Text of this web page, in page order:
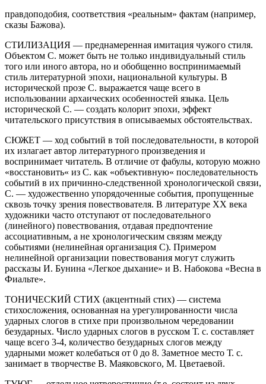
правдоподобия, соответствия «реальным» фактам (например,
сказы Бажова).
СТИЛИЗАЦИЯ — преднамеренная имитация чужого стиля.
Объектом С. может быть не только индивидуальный стиль
того или иного автора, но и обобщенно воспринимаемый
стиль литературной эпохи, национальной культуры. В
исторической прозе С. выражается чаще всего в
использовании архаических особенностей языка. Цель
исторической С. — создать колорит эпохи, эффект
читательского присутствия в описываемых обстоятельствах.
СЮЖЕТ — ход событий в той последовательности, в которой
их излагает автор литературного произведения и
воспринимает читатель. В отличие от фабулы, которую можно
«восстановить« из С. как «объективную« последовательность
событий в их причинно-следственной хронологической связи,
С. — художественно упорядоченные события, пропущенные
сквозь точку зрения повествователя. В литературе XX века
художники часто отступают от последовательного
(линейного) повествования, отдавая предпочтение
ассоциативным, а не хронологическим связям между
событиями (нелинейная организация С). Примером
нелинейной организации повествования могут служить
рассказы И. Бунина «Легкое дыхание» и В. Набокова «Весна в
Фиальте».
ТОНИЧЕСКИЙ СТИХ (акцентный стих) — система
стихосложения, основанная на урегулированности числа
ударных слогов в стихе при произвольном чередовании
безударных. Число ударных слогов в русском Т. с. составляет
чаще всего 3-4, количество безударных слогов между
ударными может колебаться от 0 до 8. Заметное место Т. с.
занимает в творчестве В. Маяковского, М. Цветаевой.